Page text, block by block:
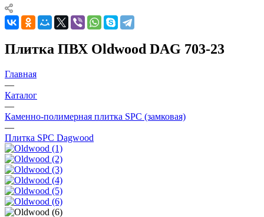
Плитка ПВХ Oldwood DAG 703-23
Главная
—
Каталог
—
Каменно-полимерная плитка SPC (замковая)
—
Плитка SPC Dagwood